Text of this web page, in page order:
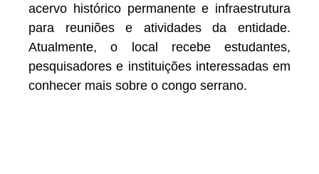
acervo histórico permanente e infraestrutura
para reuniões e atividades da entidade.
Atualmente, o local recebe estudantes,
pesquisadores e instituições interessadas em
conhecer mais sobre o congo serrano.